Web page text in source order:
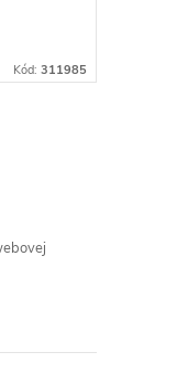
Kód: 311985